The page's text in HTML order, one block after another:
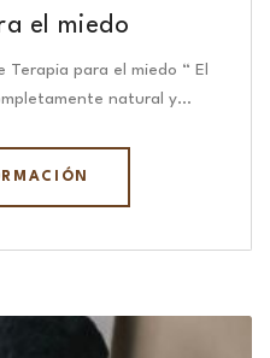
el miedo
Terapia para el miedo “ El
natural y…